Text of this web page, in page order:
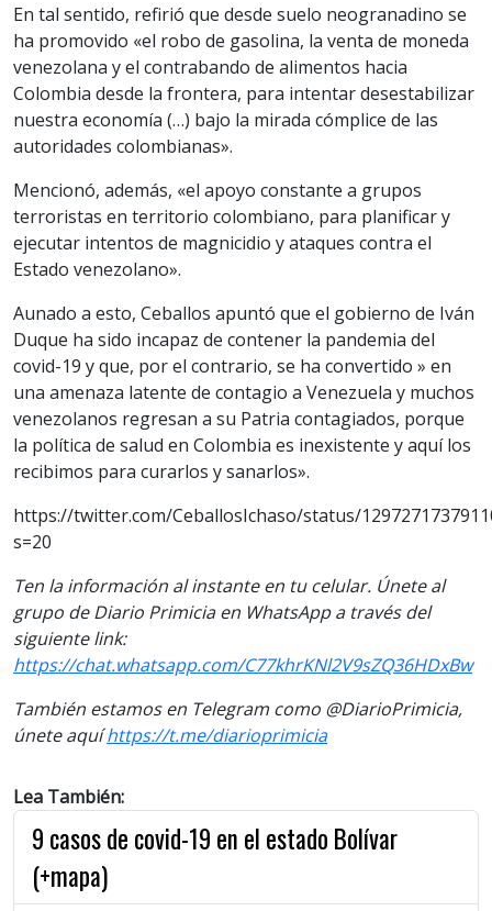
En tal sentido, refirió que desde suelo neogranadino se
ha promovido «el robo de gasolina, la venta de moneda
venezolana y el contrabando de alimentos hacia
Colombia desde la frontera, para intentar desestabilizar
nuestra economía (…) bajo la mirada cómplice de las
autoridades colombianas».
Mencionó, además, «el apoyo constante a grupos
terroristas en territorio colombiano, para planificar y
ejecutar intentos de magnicidio y ataques contra el
Estado venezolano».
Aunado a esto, Ceballos apuntó que el gobierno de Iván
Duque ha sido incapaz de contener la pandemia del
covid-19 y que, por el contrario, se ha convertido » en
una amenaza latente de contagio a Venezuela y muchos
venezolanos regresan a su Patria contagiados, porque
la política de salud en Colombia es inexistente y aquí los
recibimos para curarlos y sanarlos».
https://twitter.com/CeballosIchaso/status/
s=20
Ten la información al instante en tu celular. Únete al
grupo de Diario Primicia en WhatsApp a través del
siguiente link:
https://chat.whatsapp.com/C77khrKNl2V9sZQ36HDxBw
También estamos en Telegram como @DiarioPrimicia,
únete aquíhttps://t.me/diarioprimicia
Lea También:
9 casos de covid-19 en el estado Bolívar
(+mapa)